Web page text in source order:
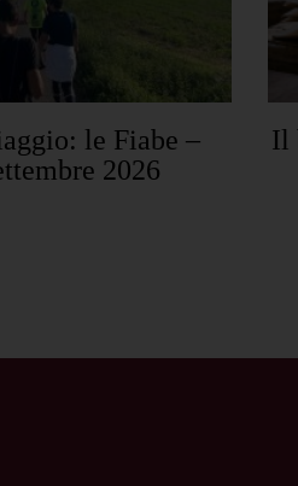
le Fiabe –
2026
Il